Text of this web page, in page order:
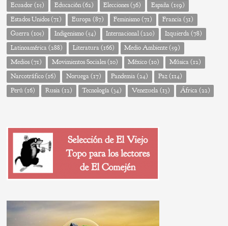
Ecuador(15) Educación(62) Elecciones(36) España(159)
Estados Unidos(71) Europa(87) Feminismo(71) Francia(31)
Guerra(105) Indigenismo(54) Internacional(220) Izquierda(78)
Latinoamérica(288) Literatura(166) Medio Ambiente(59)
Medios(71) Movimientos Sociales(10) México(10) Música(12)
Narcotráfico(16) Noruega(17) Pandemia(24) Paz(114)
Perú (16) Rusia(12) Tecnología(34) Venezuela(13) África(22)